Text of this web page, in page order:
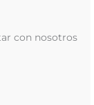
con nosotros